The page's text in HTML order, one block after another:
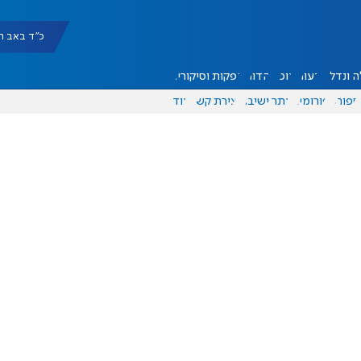
כ"ד באב תשפ"ו
ונדל"ן דעות אוכל יהדות הפקות וסיקורים
ספורט פורומים אתר ישיבה יצירת קשר עוד